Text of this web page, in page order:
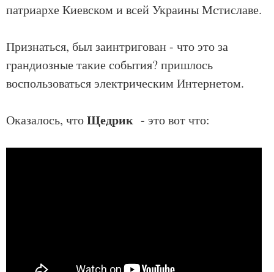
патриархе Киевском и всей Украины Мстиславе.
Признаться, был заинтригован - что это за
грандиозные такие события? пришлось
воспользоваться электрическим Интернетом.
Оказалось, чтоЩедрик - это вот что: